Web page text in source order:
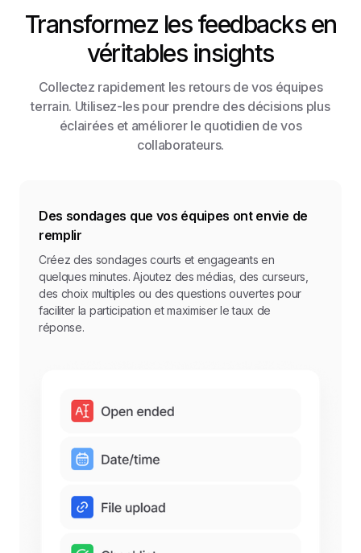
Transformez les feedbacks en
véritables insights
Collectez rapidement les retours de vos équipes
terrain. Utilisez-les pour prendre des décisions plus
éclairées et améliorer le quotidien de vos
collaborateurs.
Des sondages que vos équipes ont envie de
remplir
Créez des sondages courts et engageants en
quelques minutes. Ajoutez des médias, des curseurs,
des choix multiples ou des questions ouvertes pour
faciliter la participation et maximiser le taux de
réponse.